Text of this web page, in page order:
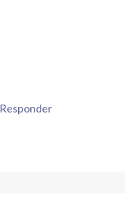
Responder